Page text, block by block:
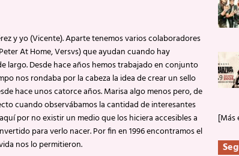
y yo (Vicente). Aparte tenemos varios colaboradores
At Home, Versvs) que ayudan cuando hay
largo. Desde hace años hemos trabajado en conjunto
nos rondaba por la cabeza la idea de crear un sello
hace unos catorce años. Marisa algo menos pero, de
cuando observábamos la cantidad de interesantes
por no existir un medio que los hiciera accesibles a
para verlo nacer. Por fin en 1996 encontramos el
nos lo permitieron.
[Más